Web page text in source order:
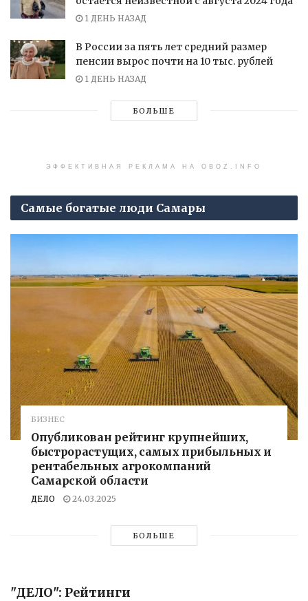
1 ДЕНЬ НАЗАД
В России за пять лет средний размер
пенсии вырос почти на 10 тыс. рублей
1 ДЕНЬ НАЗАД
БОЛЬШЕ
ЭФФЕКТИВНАЯ РЕКЛАМА НА OBOZ.INFO
Самые богатые люди Самары
БИЗНЕС
Опубликован рейтинг крупнейших,
быстрорастущих, самых прибыльных и
рентабельных агрокомпаний
Самарской области
ДЕЛО 24.03.2025
БОЛЬШЕ
"ДЕЛО": Рейтинги